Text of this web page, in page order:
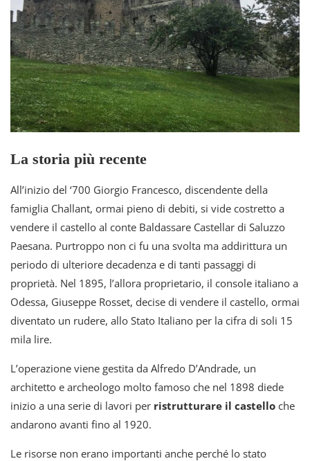
La storia più recente
All’inizio del ‘700 Giorgio Francesco, discendente della
famiglia Challant, ormai pieno di debiti, si vide costretto a
vendere il castello al conte Baldassare Castellar di Saluzzo
Paesana. Purtroppo non ci fu una svolta ma addirittura un
periodo di ulteriore decadenza e di tanti passaggi di
proprietà. Nel 1895, l’allora proprietario, il console italiano a
Odessa, Giuseppe Rosset, decise di vendere il castello, ormai
diventato un rudere, allo Stato Italiano per la cifra di soli 15
mila lire.
L’operazione viene gestita da Alfredo D’Andrade, un
architetto e archeologo molto famoso che nel 1898 diede
inizio a una serie di lavori per ristrutturare il castello che
andarono avanti fino al 1920.
Le risorse non erano importanti anche perché lo stato